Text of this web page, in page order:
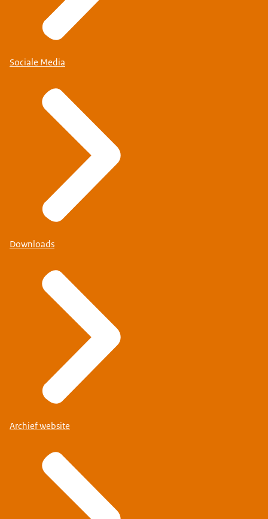
Sociale Media
Downloads
Archief website